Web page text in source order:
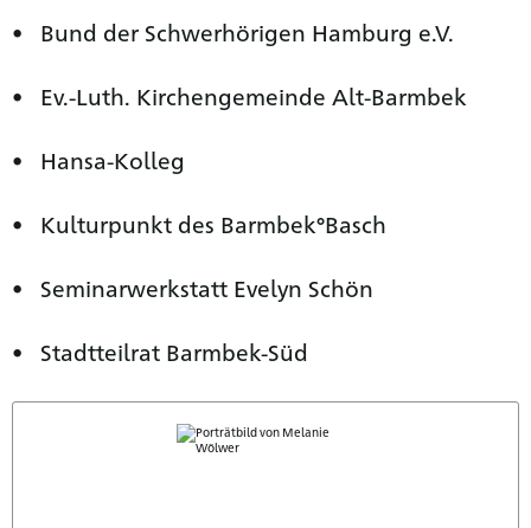
Bund der Schwerhörigen Hamburg e.V.
Ev.-Luth. Kirchengemeinde Alt-Barmbek
Hansa-Kolleg
Kulturpunkt des Barmbek°Basch
Seminarwerkstatt Evelyn Schön
Stadtteilrat Barmbek-Süd